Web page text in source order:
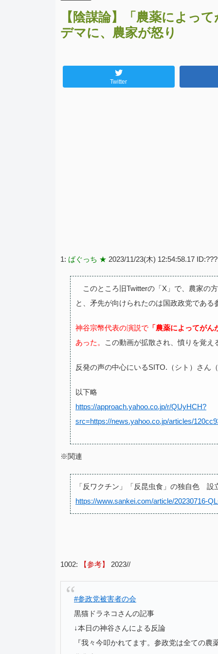
【陰謀論】「農薬によっ
デマに、農家が怒り
Twitter
1: ばぐっち ★ 2023/11/23(木) 12:54:58.17
このところ旧Twitterの「X」で、農家の
と、矛先が向けられたのは国政政党である
神谷宗幣代表の演説で 「農薬によってが
あった。
この動画が拡散され、憤りを覚え
反発の声の中心にいるSITO.（シト）さん
以下略
https://approach.yahoo.co.jp/r/QUyHCH?
src=https://news.yahoo.co.jp/articles/
※関連
「反ワクチン」「反昆虫食」の独自色
https://www.sankei.com/article/20230716-
1002: 【参考】 2023//
#参政党被害者の会
黒猫ドラネコさんの記事
↓本日の神谷さんによる反論
『我々今叩かれてます。参政党は全ての